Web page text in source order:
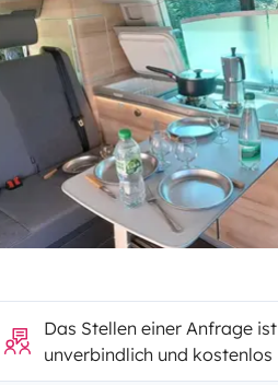
Das Stellen einer Anfrage ist
unverbindlich und kostenlos